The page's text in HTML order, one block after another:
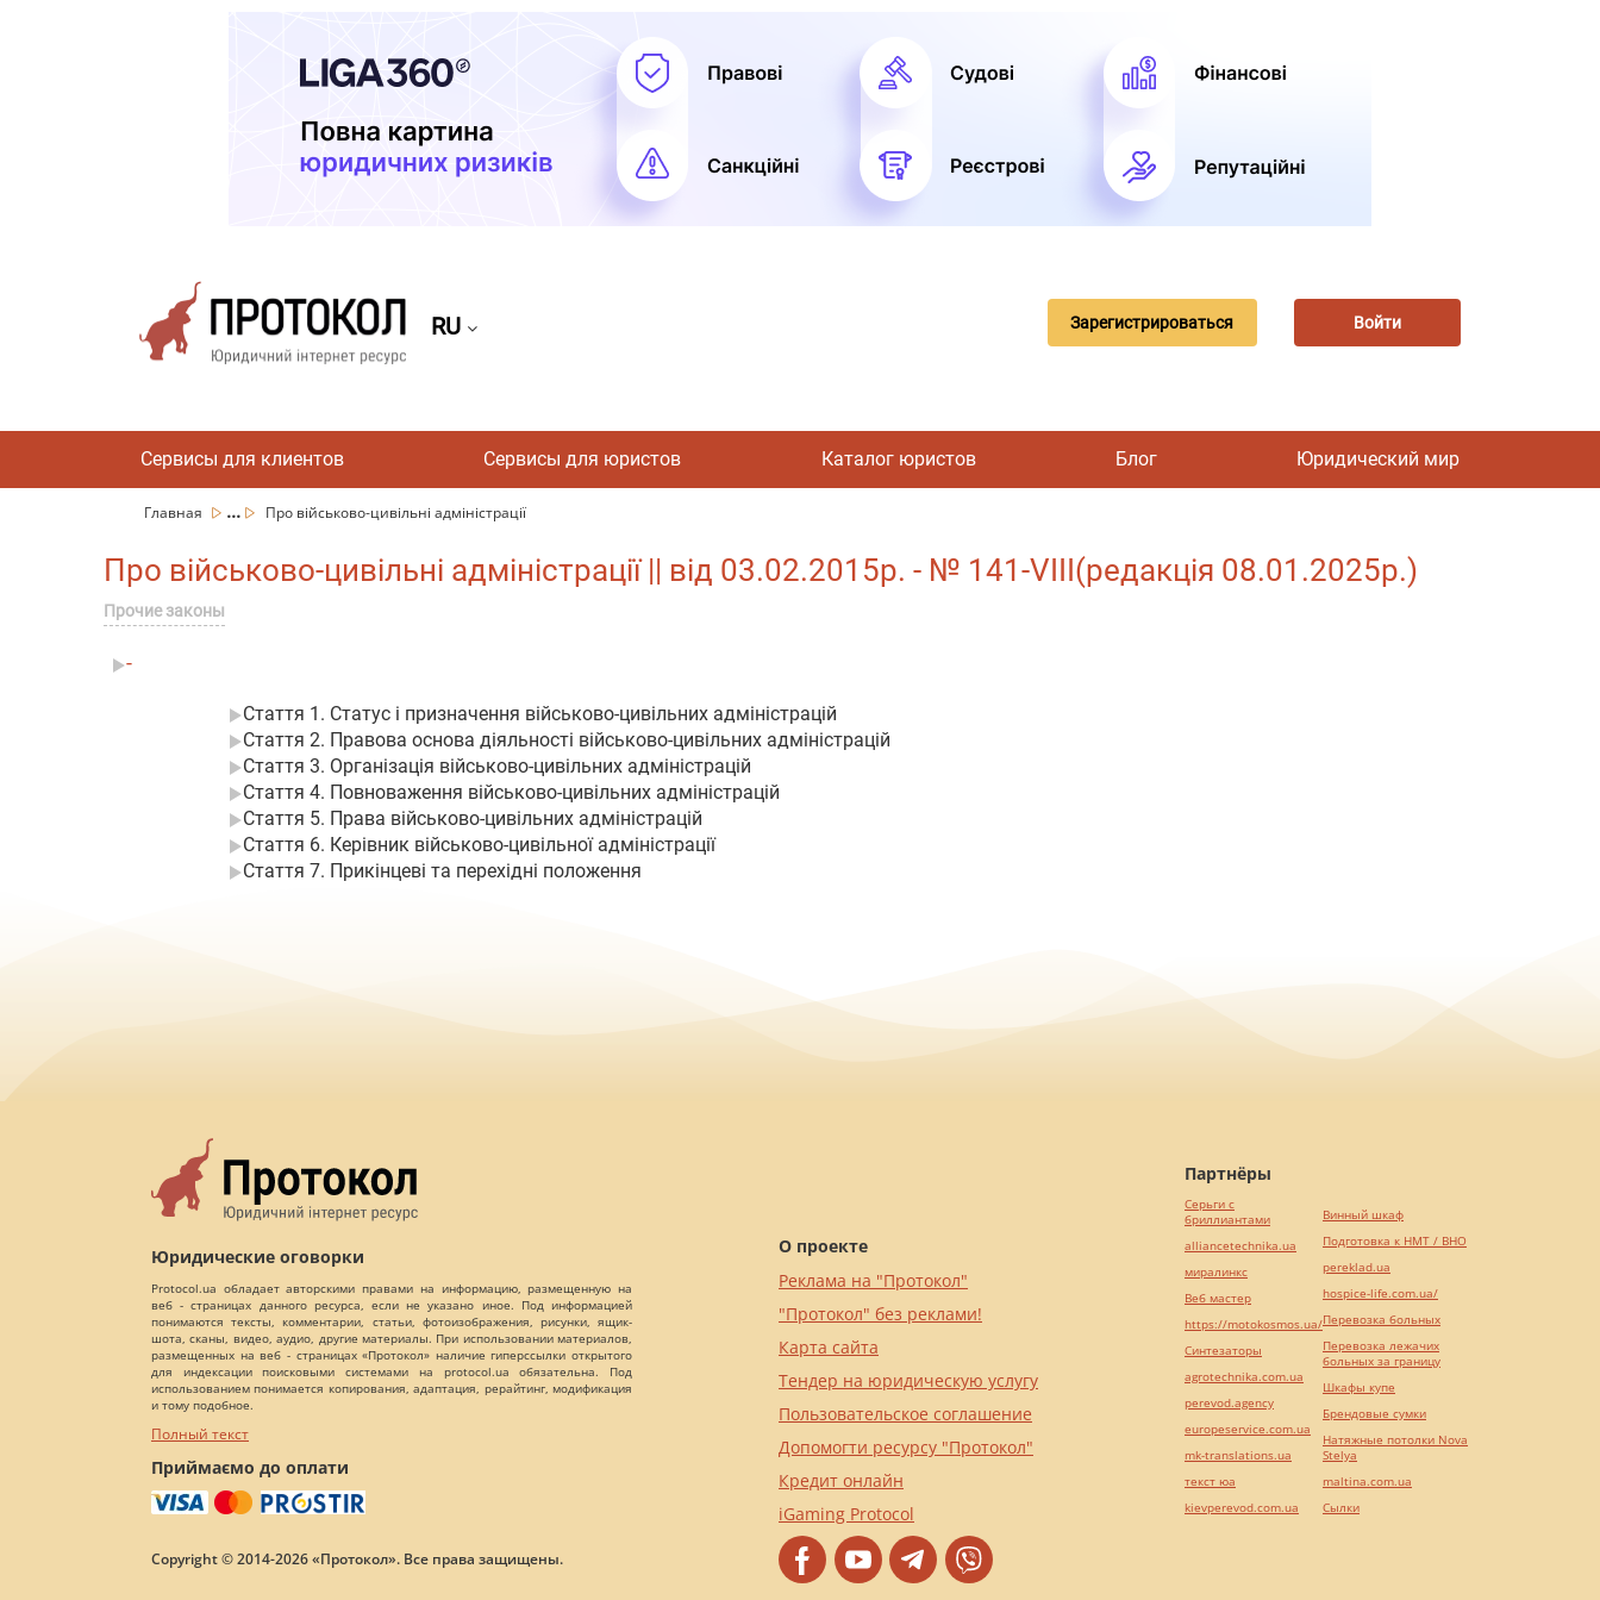
RU Зарегистрироваться Войти
Сервисы для клиентов Сервисы для юристов Каталог юристов Блог Юридический мир
Главная ... Про військово-цивільні адміністрації
Про військово-цивільні адміністрації || від 03.02.2015р. - № 141-VIII(редакція 08.01.2025р.)
Прочие законы
-
Стаття 1. Статус і призначення військово-цивільних адміністрацій
Стаття 2. Правова основа діяльності військово-цивільних адміністрацій
Стаття 3. Організація військово-цивільних адміністрацій
Стаття 4. Повноваження військово-цивільних адміністрацій
Стаття 5. Права військово-цивільних адміністрацій
Стаття 6. Керівник військово-цивільної адміністрації
Стаття 7. Прикінцеві та перехідні положення
Юридические оговорки
Protocol.ua обладает авторскими правами на информацию, размещенную на
веб - страницах данного ресурса, если не указано иное. Под информацией
понимаются тексты, комментарии, статьи, фотоизображения, рисунки, ящик-
шота, сканы, видео, аудио, другие материалы. При использовании материалов,
размещенных на веб - страницах «Протокол» наличие гиперссылки открытого
для индексации поисковыми системами на protocol.ua обязательна. Под
использованием понимается копирования, адаптация, рерайтинг, модификация
и тому подобное.
Полный текст
Приймаємо до оплати
Copyright © 2014-2026 «Протокол». Все права защищены.
О проекте
Реклама на "Протокол"
"Протокол" без реклами!
Карта сайта
Тендер на юридическую услугу
Пользовательское соглашение
Допомогти ресурсу "Протокол"
Кредит онлайн
iGaming Protocol
Партнёры
Серьги с
бриллиантами
alliancetechnika.ua
миралинкс
Веб мастер
https://motokosmos.ua/
Синтезаторы
agrotechnika.com.ua
perevod.agency
europeservice.com.ua
mk-translations.ua
текст юа
kievperevod.com.ua
Винный шкаф
Подготовка к НМТ / ВНО
pereklad.ua
hospice-life.com.ua/
Перевозка больных
Перевозка лежачих
больных за границу
Шкафы купе
Брендовые сумки
Натяжные потолки Nova
Stelya
maltina.com.ua
Cылки